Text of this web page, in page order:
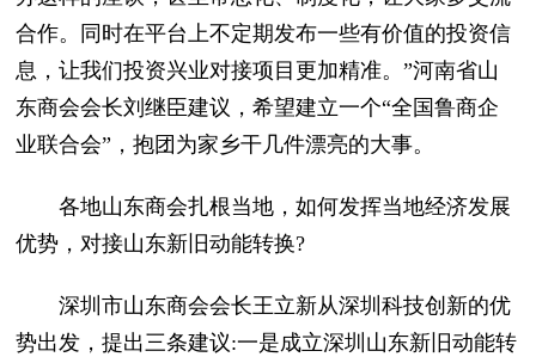
合作。同时在平台上不定期发布一些有价值的投资信
息，让我们投资兴业对接项目更加精准。”河南省山
东商会会长刘继臣建议，希望建立一个“全国鲁商企
业联合会”，抱团为家乡干几件漂亮的大事。
各地山东商会扎根当地，如何发挥当地经济发展
优势，对接山东新旧动能转换?
深圳市山东商会会长王立新从深圳科技创新的优
势出发，提出三条建议:一是成立深圳山东新旧动能转